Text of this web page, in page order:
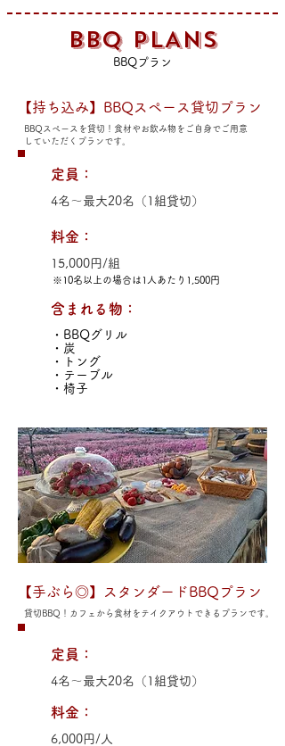
BBQ PLANS
BBQプラン
【持ち込み】BBQスペース貸切プラン
BBQスペースを貸切！食材やお飲み物を ご自身でご用意
していただくプランです。
定員：
4名～最大20名（1組貸切）
料金：
※10名以上の場合は1人あたり1,500円
15,000円/組
含まれる物：
・BBQグリル
・炭
・トング
・テーブル
・椅子
【手ぶら◎】スタンダードBBQプラン
貸切BBQ！カフェから食材をテイクアウトできるプランです。
定員：
4名～最大20名（1組貸切）
料金：
6,000円/人